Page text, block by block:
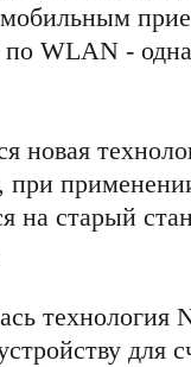
WLAN -
новая
при
на старый
технология
для